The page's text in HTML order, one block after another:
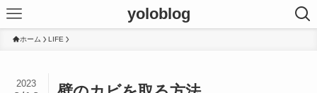
yoloblog
ホーム LIFE
2023